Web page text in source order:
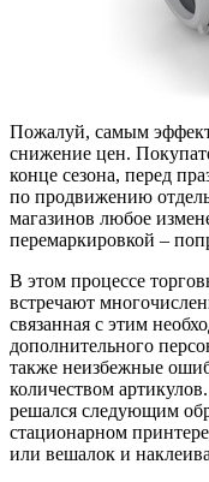
Пожалуй, самым
снижение цен.
конце сезона, перед
по продвижению
магазинов любое
перемаркировкой –
В этом процессе
встречают
связанная с этим
дополнительного
также неизбежные
количеством
решался следующим
стационарном
или вешалок и